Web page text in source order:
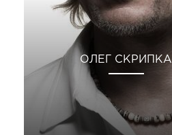
ОЛЕГ СКРИПКА